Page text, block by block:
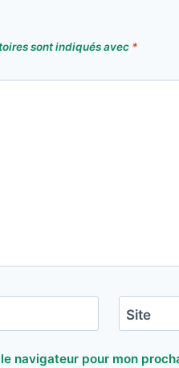
sont indiqués avec *
Site
navigateur pour mon